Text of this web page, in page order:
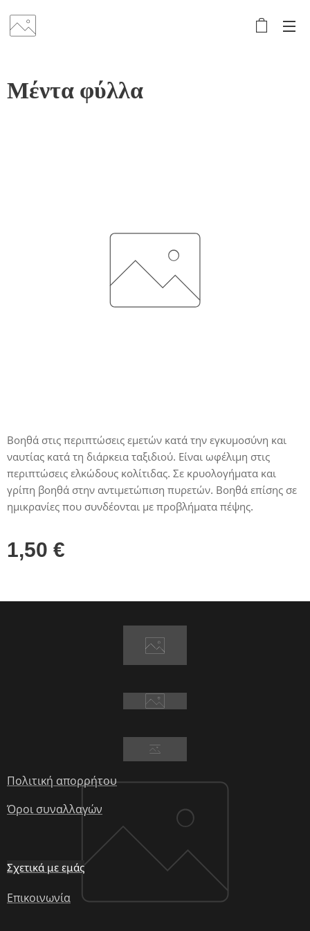
Μέντα φύλλα
Βοηθά στις περιπτώσεις εμετών κατά την εγκυμοσύνη και
ναυτίας κατά τη διάρκεια ταξιδιού. Είναι ωφέλιμη στις
περιπτώσεις ελκώδους κολίτιδας. Σε κρυολογήματα και
γρίπη βοηθά στην αντιμετώπιση πυρετών. Βοηθά επίσης σε
ημικρανίες που συνδέονται με προβλήματα πέψης.
1,50 €
Πολιτική απορρήτου
Όροι συναλλαγών
Σχετικά με εμάς
Επικοινωνία